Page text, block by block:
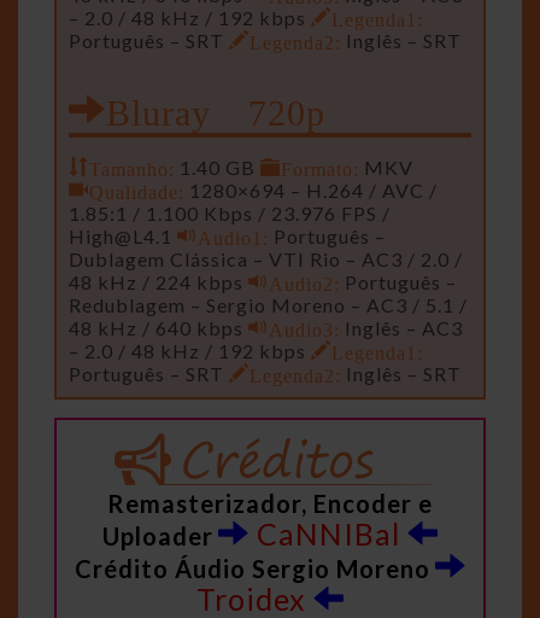
– 2.0 / 48 kHz / 192 kbps
Legenda1:
Português – SRT
Legenda2: Inglês – SRT
Bluray 720p
Tamanho: 1.40 GB Formato: MKV
Qualidade: 1280×694 – H.264 / AVC /
1.85:1 / 1.100 Kbps / 23.976 FPS /
High@L4.1
Audio1: Português –
Dublagem Clássica – VTI Rio – AC3 / 2.0 /
48 kHz / 224 kbps
Audio2: Português –
Redublagem – Sergio Moreno – AC3 / 5.1 /
48 kHz / 640 kbps
Audio3: Inglês – AC3
– 2.0 / 48 kHz / 192 kbps
Legenda1:
Português – SRT
Legenda2: Inglês – SRT
Remasterizador, Encoder e
Uploader
CaNNIBal
Crédito Áudio Sergio Moreno
Troidex